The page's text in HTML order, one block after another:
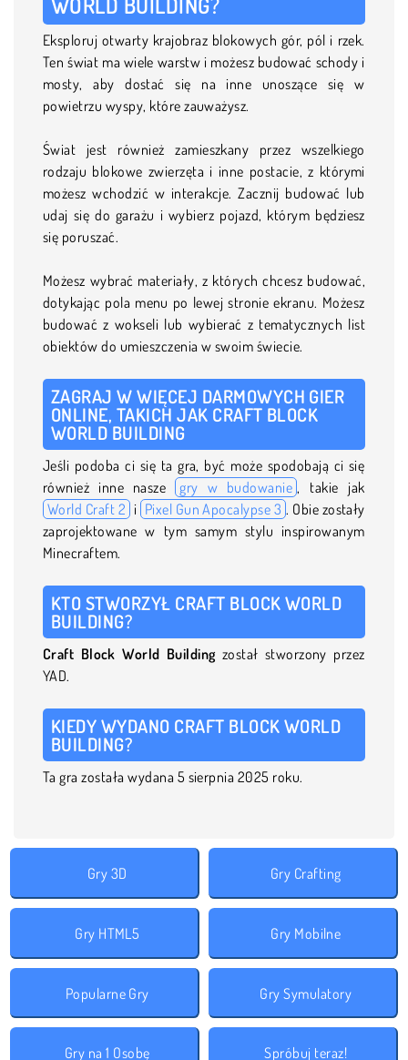
Eksploruj otwarty krajobraz blokowych gór, pól i rzek.
Ten świat ma wiele warstw i możesz budować schody i
mosty, aby dostać się na inne unoszące się w
powietrzu wyspy, które zauważysz.
Świat jest również zamieszkany przez wszelkiego
rodzaju blokowe zwierzęta i inne postacie, z którymi
możesz wchodzić w interakcje. Zacznij budować lub
udaj się do garażu i wybierz pojazd, którym będziesz
się poruszać.
Możesz wybrać materiały, z których chcesz budować,
dotykając pola menu po lewej stronie ekranu. Możesz
budować z wokseli lub wybierać z tematycznych list
obiektów do umieszczenia w swoim świecie.
ZAGRAJ W WIĘCEJ DARMOWYCH GIER
ONLINE, TAKICH JAK CRAFT BLOCK
WORLD BUILDING
Jeśli podoba ci się ta gra, być może spodobają ci się
również inne nasze gry w budowanie , takie jak
World Craft 2 i Pixel Gun Apocalypse 3 . Obie zostały
zaprojektowane w tym samym stylu inspirowanym
Minecraftem.
KTO STWORZYŁ CRAFT BLOCK WORLD
BUILDING?
Craft Block World Buildingzostał stworzony przez
YAD.
KIEDY WYDANO CRAFT BLOCK WORLD
BUILDING?
Ta gra została wydana 5 sierpnia 2025 roku.
Gry 3D Gry Crafting
Gry HTML5 Gry Mobilne
Popularne Gry Gry Symulatory
Gry na 1 Osobę Spróbuj teraz!